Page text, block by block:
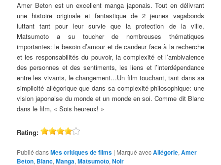
Amer Beton est un excellent manga japonais. Tout en délivrant
une histoire originale et fantastique de 2 jeunes vagabonds
luttant tant pour leur survie que la protection de la ville,
Matsumoto a su toucher de nombreuses thématiques
importantes: le besoin d’amour et de candeur face à la recherche
et les responsabilités du pouvoir, la complexité et l’ambivalence
des personnes et des sentiments, les liens et l’interdépendance
entre les vivants, le changement…Un film touchant, tant dans sa
simplicité allégorique que dans sa complexité philosophique: une
vision japonaise du monde et un monde en soi. Comme dit Blanc
dans le film, « Sois heureux! »
Rating:
Publié dansMes critiques de films | Marqué avecAllégorie,Amer
Beton, Blanc,Manga,Matsumoto,Noir